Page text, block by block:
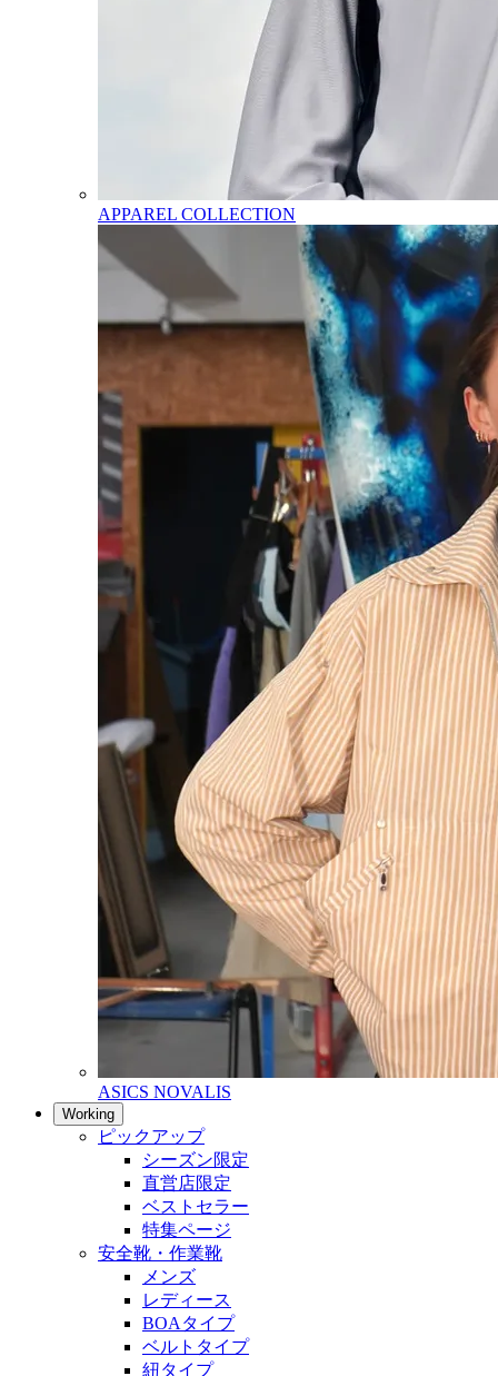
APPAREL COLLECTION
ASICS NOVALIS
Working
ピックアップ
シーズン限定
直営店限定
ベストセラー
特集ページ
安全靴・作業靴
メンズ
レディース
BOAタイプ
ベルトタイプ
紐タイプ